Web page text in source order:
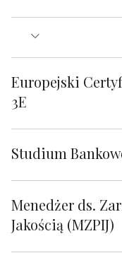
Europejski
3E
Studium
Menedżer ds.
Jakością (MZPIJ)